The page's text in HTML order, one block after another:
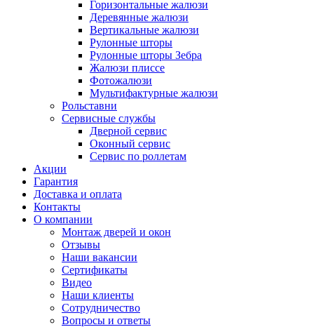
Горизонтальные жалюзи
Деревянные жалюзи
Вертикальные жалюзи
Рулонные шторы
Рулонные шторы Зебра
Жалюзи плиссе
Фотожалюзи
Мультифактурные жалюзи
Рольставни
Сервисные службы
Дверной сервис
Оконный сервис
Сервис по роллетам
Акции
Гарантия
Доставка и оплата
Контакты
О компании
Монтаж дверей и окон
Отзывы
Наши вакансии
Сертификаты
Видео
Наши клиенты
Сотрудничество
Вопросы и ответы